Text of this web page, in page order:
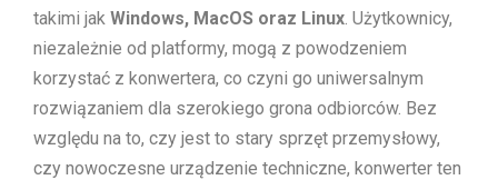
takimi jak Windows, MacOS oraz Linux. Użytkownicy,
niezależnie od platformy, mogą z powodzeniem
korzystać z konwertera, co czyni go uniwersalnym
rozwiązaniem dla szerokiego grona odbiorców. Bez
względu na to, czy jest to stary sprzęt przemysłowy,
czy nowoczesne urządzenie techniczne, konwerter ten